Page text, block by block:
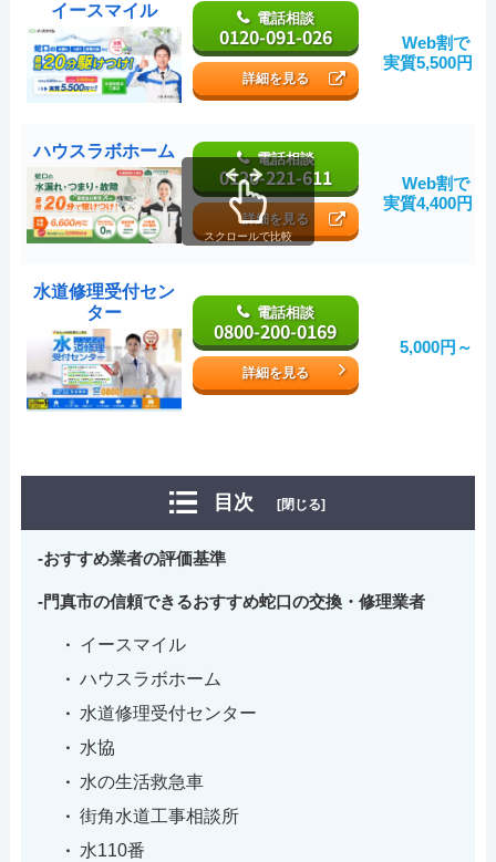
イースマイル 電話相談
0120-091-026
詳細を見る
Web割で
実質5,500円～
ハウスラボホーム 電話相談
0120-221-611
詳細を見る
Web割で
実質4,400円～
水道修理受付セン
ター
電話相談
0800-200-0169
詳細を見る
5,000円～
スクロールで比較
目次 [閉じる]
おすすめ業者の評価基準
門真市の信頼できるおすすめ蛇口の交換・修理業者
イースマイル
ハウスラボホーム
水道修理受付センター
水協
水の生活救急車
街角水道工事相談所
水110番